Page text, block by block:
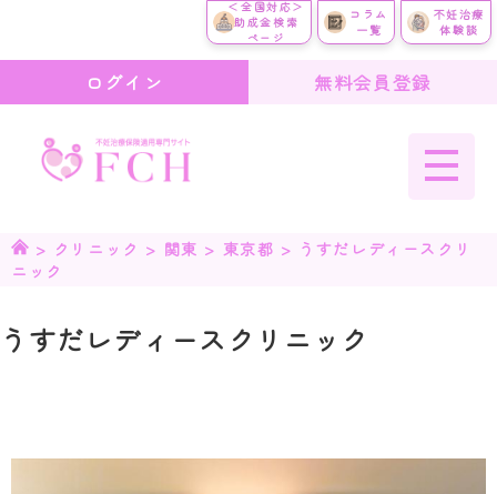
＜全国対応＞
助成金検索
ページ
コラム
一覧
不妊治療
体験談
ログイン 無料会員登録
> クリニック > 関東 > 東京都 > うすだレディースクリ
ニック
うすだレディースクリニック